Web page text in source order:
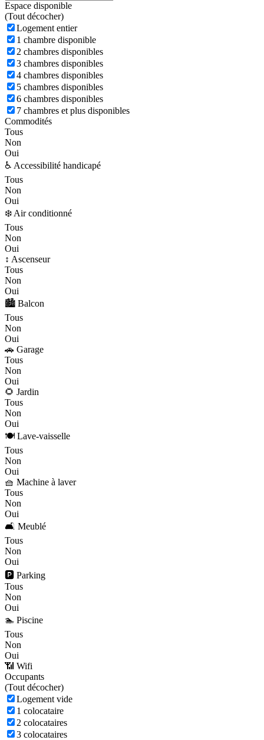
Espace disponible
(Tout décocher)
Logement entier
1 chambre disponible
2 chambres disponibles
3 chambres disponibles
4 chambres disponibles
5 chambres disponibles
6 chambres disponibles
7 chambres et plus disponibles
Commodités
Tous
Non
Oui
♿ Accessibilité handicapé
Tous
Non
Oui
❄️ Air conditionné
Tous
Non
Oui
↕️ Ascenseur
Tous
Non
Oui
🏙️ Balcon
Tous
Non
Oui
🚗 Garage
Tous
Non
Oui
🌻 Jardin
Tous
Non
Oui
🍽️ Lave-vaisselle
Tous
Non
Oui
🧺 Machine à laver
Tous
Non
Oui
🛋️ Meublé
Tous
Non
Oui
🅿️ Parking
Tous
Non
Oui
🏊 Piscine
Tous
Non
Oui
📶 Wifi
Occupants
(Tout décocher)
Logement vide
1 colocataire
2 colocataires
3 colocataires